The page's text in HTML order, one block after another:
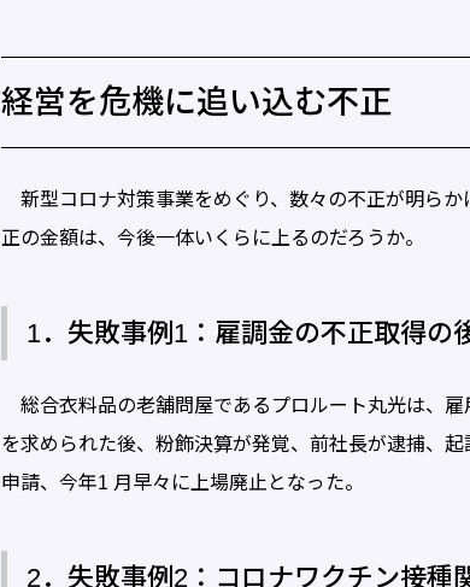
経営を危機に追い込む不正
新型コロナ対策事業をめぐり、数々の不正が明ら
正の金額は、今後一体いくらに上るのだろうか。
1．失敗事例1：雇調金の不正取得の
総合衣料品の老舗問屋であるプロルート丸光は、
を求められた後、粉飾決算が発覚、前社長が逮捕、
申請、今年1 月早々に上場廃止となった。
2．失敗事例2：コロナワクチン接種